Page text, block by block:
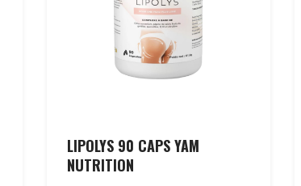
LIPOLYS 90 CAPS YAM
NUTRITION